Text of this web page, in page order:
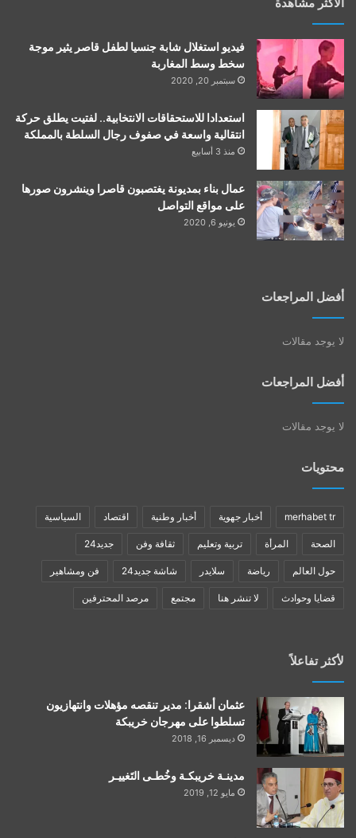
فيديو استغلال شابة جنسيا لطفل قاصر يثير موجة
سخط وسط المغاربة
سبتمبر 20, 2020
استعدادا للاستحقاقات الانتخابية.. لفتيت يطلق حركة
انتقالية واسعة في صفوف رجال السلطة بالمملكة
منذ 3 أسابيع
عمال بناء بمديونة يغتصبون قاصرا وينشرون صورها
على مواقع التواصل
يونيو 6, 2020
أفضل المراجعات
لا يوجد مقالات
أفضل المراجعات
لا يوجد مقالات
محتويات
merhabet tr أخبار جهوية أخبار وطنية اقتصاد السياسية
الصحة المرأة تربية وتعليم ثقافة وفن جديد24
حول العالم رياضة سلايدر شاشة جديد24 فن ومشاهير
قضايا وحوادث لا تنشر هنا مجتمع مرصد المحترفين
لأكثر تفاعلاً
عثمان أشقرا: مدير تنقصه مؤهلات وانتهازيون
تسلطوا على مهرجان خريبكة
ديسمبر 16, 2018
مدينـة خريبكـة وخُطـى التَغييـر
مايو 12, 2019